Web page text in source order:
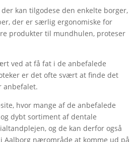
kan tilgodese den enkelte borger,
der er særlig ergonomiske for
produkter til mundhulen, proteser
ved at få fat i de anbefalede
er det ofte svært at finde det
anbefalet.
hvor mange af de anbefalede
dybt sortiment af dentale
og de kan derfor også
Aalborg nærområde at komme ud på